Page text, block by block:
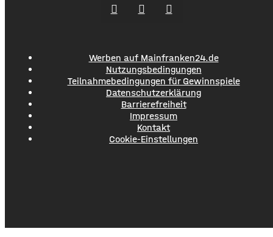
Werben auf Mainfranken24.de
Nutzungsbedingungen
Teilnahmebedingungen für Gewinnspiele
Datenschutzerklärung
Barrierefreiheit
Impressum
Kontakt
Cookie-Einstellungen